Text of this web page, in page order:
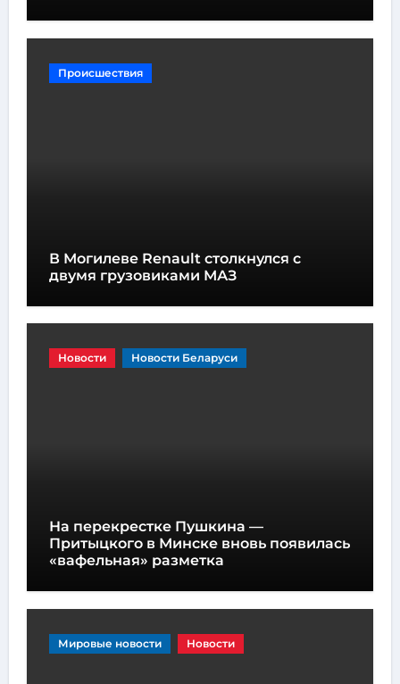
Происшествия
В Могилеве Renault столкнулся с
двумя грузовиками МАЗ
Новости Новости Беларуси
На перекрестке Пушкина —
Притыцкого в Минске вновь появилась
«вафельная» разметка
Мировые новости Новости